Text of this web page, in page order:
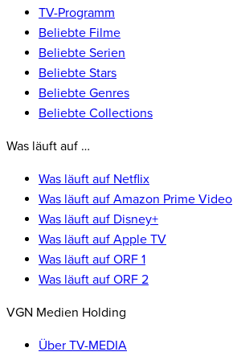
TV-Programm
Beliebte Filme
Beliebte Serien
Beliebte Stars
Beliebte Genres
Beliebte Collections
Was läuft auf …
Was läuft auf Netflix
Was läuft auf Amazon Prime Video
Was läuft auf Disney+
Was läuft auf Apple TV
Was läuft auf ORF 1
Was läuft auf ORF 2
VGN Medien Holding
Über TV-MEDIA